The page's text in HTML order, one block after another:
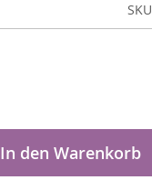
SKU
In den Warenkorb